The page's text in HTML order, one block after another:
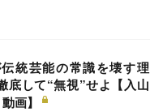
統芸能の常識を壊す理
底して“無視”せよ【入山
画】